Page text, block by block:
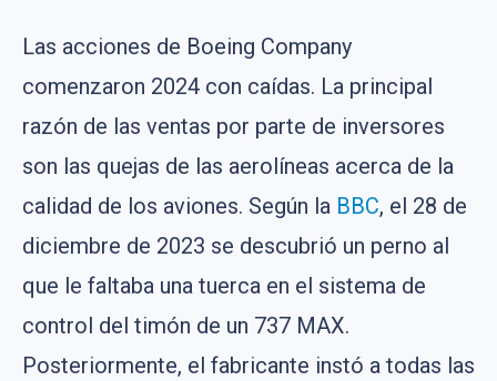
Las acciones de Boeing Company
comenzaron 2024 con caídas. La principal
razón de las ventas por parte de inversores
son las quejas de las aerolíneas acerca de la
calidad de los aviones. Según la BBC, el 28 de
diciembre de 2023 se descubrió un perno al
que le faltaba una tuerca en el sistema de
control del timón de un 737 MAX.
Posteriormente, el fabricante instó a todas las